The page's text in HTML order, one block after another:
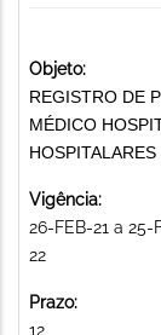
Objeto:
REGISTRO DE
MÉDICO
HOSPITALARES
Vigência:
26-FEB-21 a 25-
22
Prazo:
12